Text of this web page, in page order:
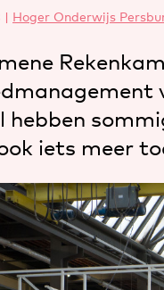
| Hoger Onderwijs
hebben
iets meer